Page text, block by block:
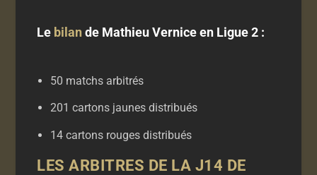
Le bilande Mathieu Vernice en Ligue 2 :
50 matchs arbitrés
201 cartons jaunes distribués
14 cartons rouges distribués
LES ARBITRES DE LA J14 DE